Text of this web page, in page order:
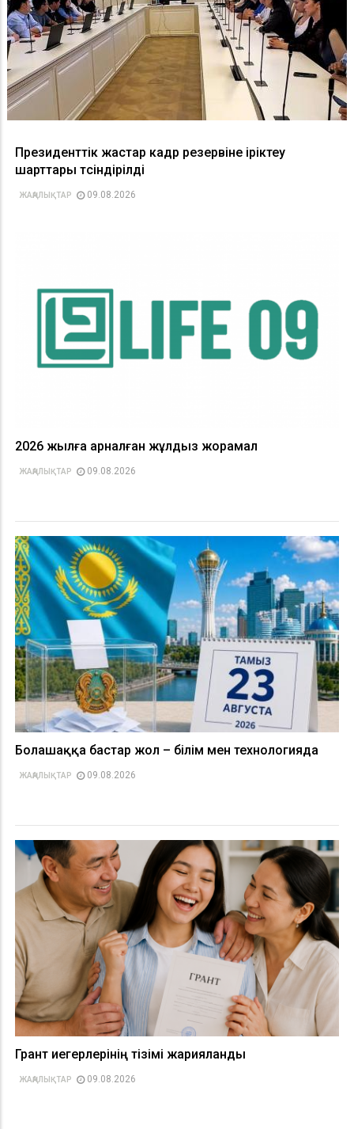
Президенттік жастар кадр резервіне іріктеу
шарттары түсіндірілді
ЖАҢАЛЫҚТАР 09.08.2026
2026 жылға арналған жұлдыз жорамал
ЖАҢАЛЫҚТАР 09.08.2026
Болашаққа бастар жол – білім мен технологияда
ЖАҢАЛЫҚТАР 09.08.2026
Грант иегерлерінің тізімі жарияланды
ЖАҢАЛЫҚТАР 09.08.2026